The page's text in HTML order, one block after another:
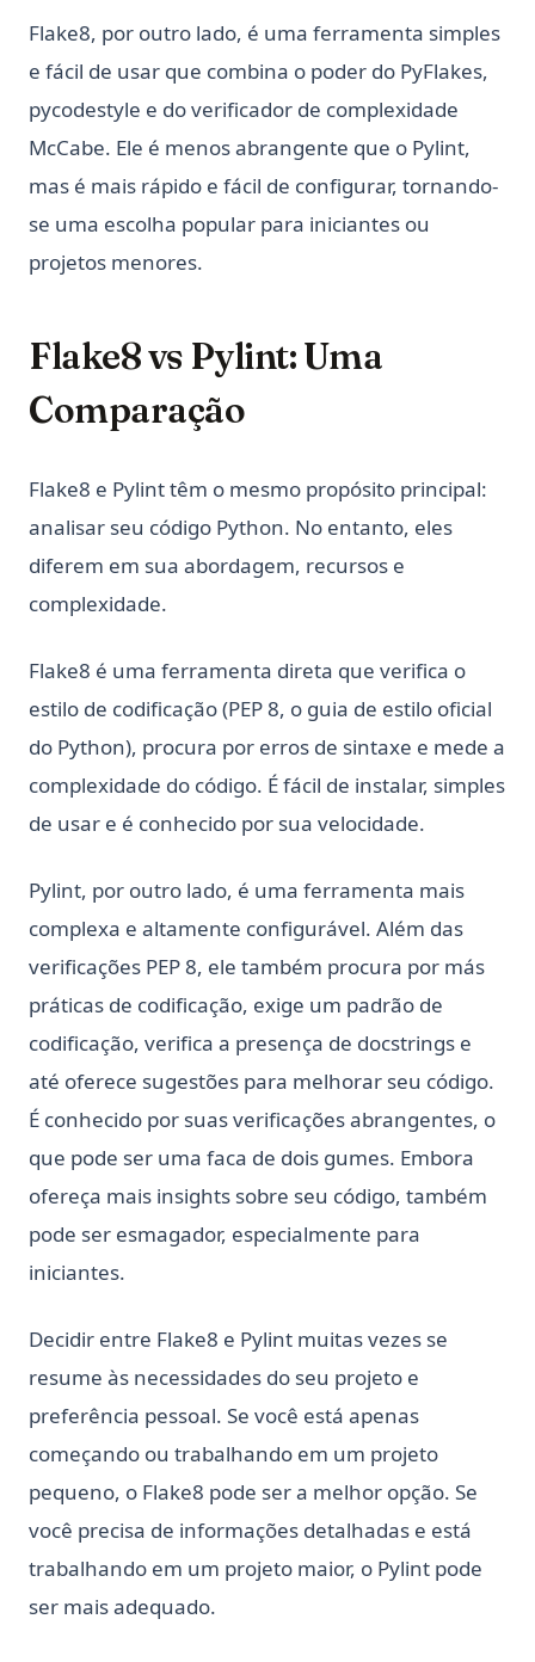
Flake8, por outro lado, é uma ferramenta simples
e fácil de usar que combina o poder do PyFlakes,
pycodestyle e do verificador de complexidade
McCabe. Ele é menos abrangente que o Pylint,
mas é mais rápido e fácil de configurar, tornando-
se uma escolha popular para iniciantes ou
projetos menores.
Flake8 vs Pylint: Uma
Comparação
Flake8 e Pylint têm o mesmo propósito principal:
analisar seu código Python. No entanto, eles
diferem em sua abordagem, recursos e
complexidade.
Flake8 é uma ferramenta direta que verifica o
estilo de codificação (PEP 8, o guia de estilo oficial
do Python), procura por erros de sintaxe e mede a
complexidade do código. É fácil de instalar, simples
de usar e é conhecido por sua velocidade.
Pylint, por outro lado, é uma ferramenta mais
complexa e altamente configurável. Além das
verificações PEP 8, ele também procura por más
práticas de codificação, exige um padrão de
codificação, verifica a presença de docstrings e
até oferece sugestões para melhorar seu código.
É conhecido por suas verificações abrangentes, o
que pode ser uma faca de dois gumes. Embora
ofereça mais insights sobre seu código, também
pode ser esmagador, especialmente para
iniciantes.
Decidir entre Flake8 e Pylint muitas vezes se
resume às necessidades do seu projeto e
preferência pessoal. Se você está apenas
começando ou trabalhando em um projeto
pequeno, o Flake8 pode ser a melhor opção. Se
você precisa de informações detalhadas e está
trabalhando em um projeto maior, o Pylint pode
ser mais adequado.